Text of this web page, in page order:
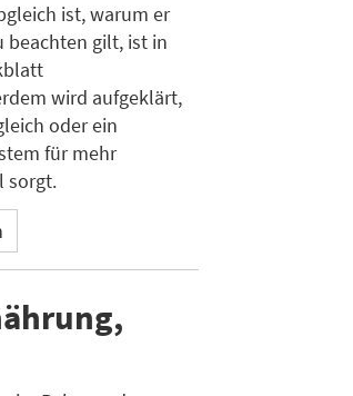
ist, warum er
beachten gilt, ist in
wird aufgeklärt,
oder ein
für mehr
sorgt.